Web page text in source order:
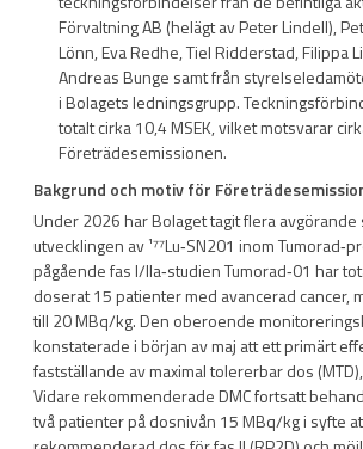
Förvaltning AB (helägt av Peter Lindell),
Lönn, Eva Redhe, Tiel Ridderstad, Filippa
Andreas Bunge samt från
i Bolagets ledningsgrupp.
totalt cirka 10,4 MSEK, vilket motsvarar
Företrädesemissionen.
Bakgrund och motiv för
Under 2026 har Bolaget tagit flera avgörande
utvecklingen av ¹⁷⁷Lu‑SN201 inom
pågående fas I/IIa‑studien Tumorad‑01 har
doserat 15 patienter med avancerad cancer,
till 20 MBq/kg. Den oberoende
konstaterade i början av maj att ett primärt
fastställande av maximal tolererbar dos
Vidare rekommenderade DMC fortsatt
två patienter på dosnivån 15 MBq/kg i syfte